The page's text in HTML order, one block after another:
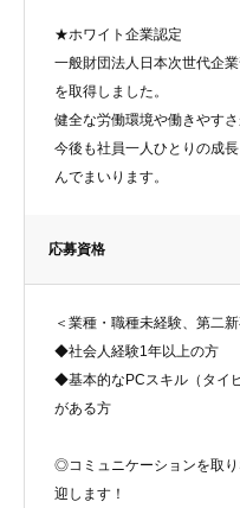
★ホワイト企業認定
一般財団法人日本次世代企
を取得しました。
健全な労働環境や働きやす
今後も社員一人ひとりの成
んでまいります。
応募資格
＜業種・職種未経験、第二
◆社会人経験1年以上の方
◆基本的なPCスキル（タイ
がある方
◎コミュニケーションを取
迎します！